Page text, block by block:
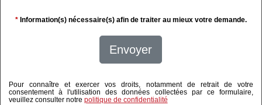
* Information(s) nécessaire(s) afin de traiter au mieux votre demande.
Envoyer
Pour connaître et exercer vos droits, notamment de retrait de votre
consentement à l'utilisation des données collectées par ce formulaire,
veuillez consulter notre politique de confidentialité